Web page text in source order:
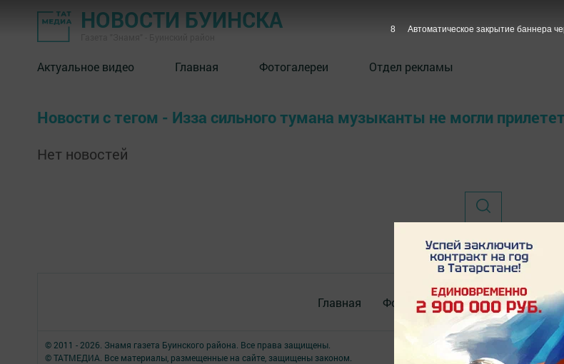
НОВОСТИ БУИНСКА
Актуальное видео Главная Фотогалереи Отдел рекламы
Новости с тегом - Изза сильного тумана музыканты не могли
Нет новостей
Главная Фотогалереи Актуальное
© 2011 - 2026. Знамя газета Буинского района. Все права защищены.
© ТАТМЕДИА. Все материалы, размещенные на сайте, защищены законом.
8 Автоматическое закрытие баннера